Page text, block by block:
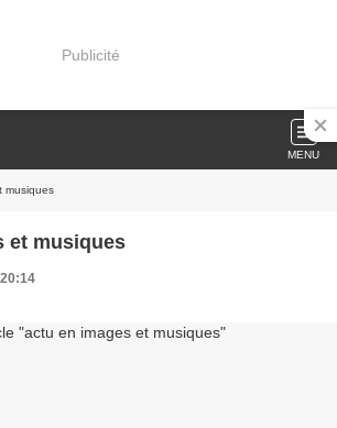
Publicité
MENU
musiques
et musiques